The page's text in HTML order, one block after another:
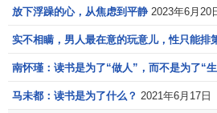
人们将这些制度化的行为内在化了，
源。比如握手，许多西方文化中表
胳膊，这样既表示友好，又能防范对
式的最初功能是相当有用的，因而就
放下浮躁的心，从焦虑到平静 2023年6月20
实不相瞒，男人最在意的玩意儿，性只能排
南怀瑾：读书是为了“做人”，而不是为了“
马未都：读书是为了什么？ 2021年6月17日